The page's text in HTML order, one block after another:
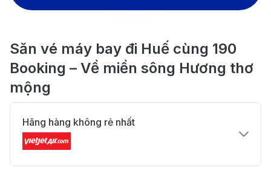
Săn vé máy bay đi Huế cùng 190
Booking – Về miền sông Hương thơ
mộng
Hãng hàng không rẻ nhất